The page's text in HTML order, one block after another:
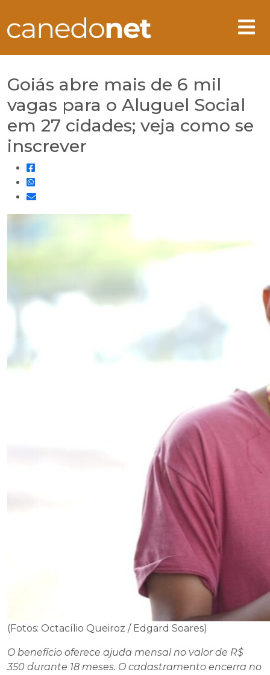
Goiás abre mais de 6 mil
vagas para o Aluguel Social
em 27 cidades; veja como se
inscrever
(Fotos: Octacílio Queiroz / Edgard Soares)
O benefício oferece ajuda mensal no valor de R$
350 durante 18 meses. O cadastramento encerra no